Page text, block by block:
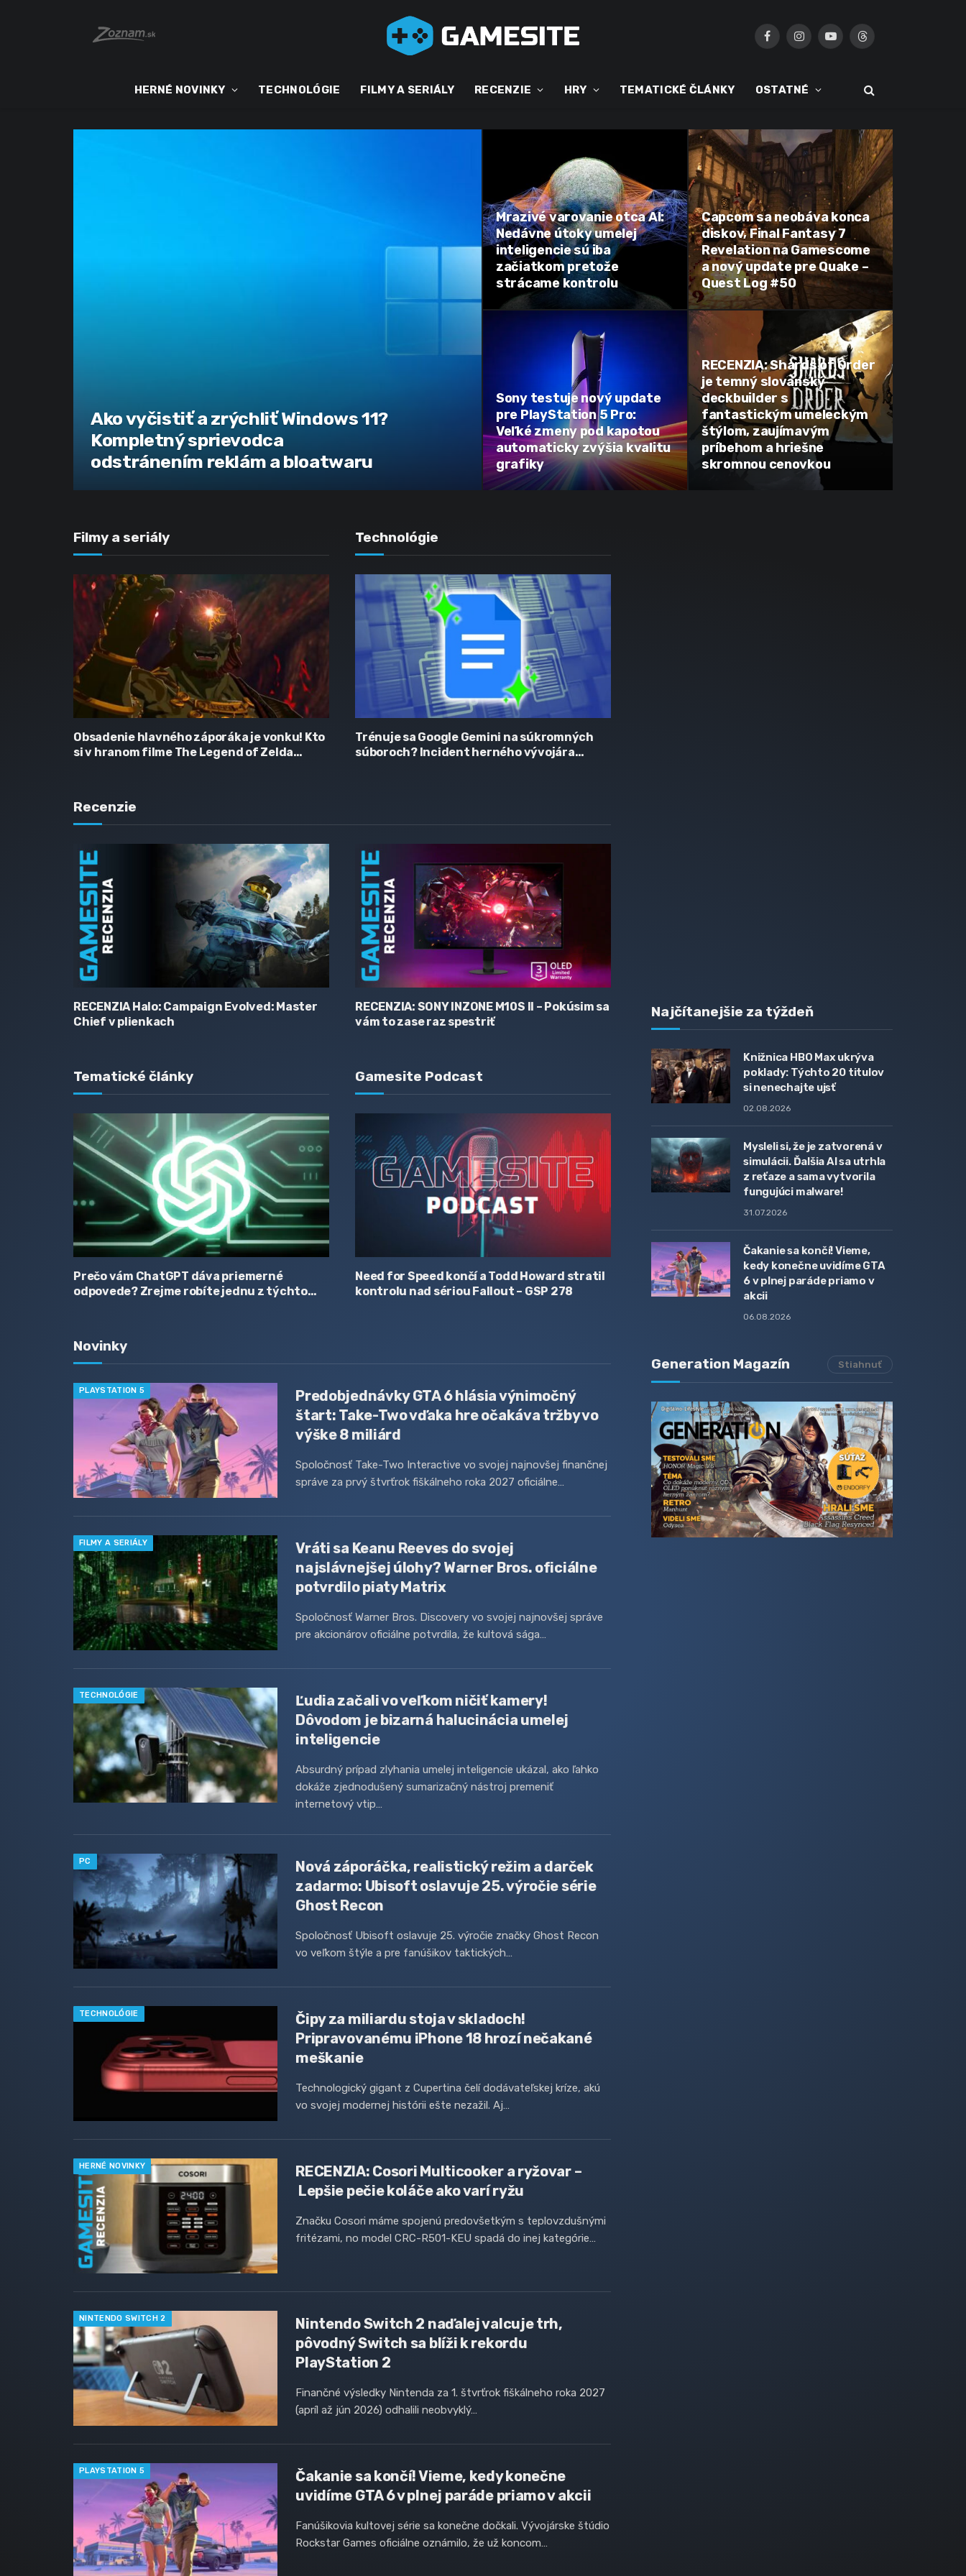
FacebookInstagramYouTubeThreads
HERNÉ NOVINKY TECHNOLÓGIE FILMY A SERIÁLY RECENZIE HRY TEMATICKÉ ČLÁNKY OSTATNÉ
Ako vyčistiť a zrýchliť Windows 11?
Kompletný sprievodca
odstránením reklám a bloatwaru
Mrazivé varovanie otca AI:
Nedávne útoky umelej
inteligencie sú iba
začiatkom pretože
strácame kontrolu
Sony testuje nový update
pre PlayStation 5 Pro:
Veľké zmeny pod kapotou
automaticky zvýšia kvalitu
grafiky
Capcom sa neobáva konca
diskov, Final Fantasy 7
Revelation na Gamescome
a nový update pre Quake –
Quest Log #50
RECENZIA: Shards of Order
je temný slovanský
deckbuilder s
fantastickým umeleckým
štýlom, zaujímavým
príbehom a hriešne
skromnou cenovkou
Filmy a seriály
Obsadenie hlavného záporáka je vonku! Kto
si v hranom filme The Legend of Zelda
Technológie
Trénuje sa Google Gemini na súkromných
súboroch? Incident herného vývojára
Recenzie
RECENZIA Halo: Campaign Evolved: Master
Chief v plienkach
RECENZIA: SONY INZONE M10S II – Pokúsim sa
vám to zase raz spestriť
Tematické články
Prečo vám ChatGPT dáva priemerné
odpovede? Zrejme robíte jednu z týchto
Gamesite Podcast
Need for Speed končí a Todd Howard stratil
kontrolu nad sériou Fallout – GSP 278
Novinky
PLAYSTATION 5
Predobjednávky GTA 6 hlásia výnimočný
štart: Take-Two vďaka hre očakáva tržby vo
výške 8 miliárd
Spoločnosť Take-Two Interactive vo svojej najnovšej finančnej
správe za prvý štvrťrok fiškálneho roka 2027 oficiálne…
FILMY A SERIÁLY
Vráti sa Keanu Reeves do svojej
najslávnejšej úlohy? Warner Bros. oficiálne
potvrdilo piaty Matrix
Spoločnosť Warner Bros. Discovery vo svojej najnovšej správe
pre akcionárov oficiálne potvrdila, že kultová sága…
TECHNOLÓGIE
Ľudia začali vo veľkom ničiť kamery!
Dôvodom je bizarná halucinácia umelej
inteligencie
Absurdný prípad zlyhania umelej inteligencie ukázal, ako ľahko
dokáže zjednodušený sumarizačný nástroj premeniť
internetový vtip…
PC
Nová záporáčka, realistický režim a darček
zadarmo: Ubisoft oslavuje 25. výročie série
Ghost Recon
Spoločnosť Ubisoft oslavuje 25. výročie značky Ghost Recon
vo veľkom štýle a pre fanúšikov taktických…
TECHNOLÓGIE
Čipy za miliardu stoja v skladoch!
Pripravovanému iPhone 18 hrozí nečakané
meškanie
Technologický gigant z Cupertina čelí dodávateľskej kríze, akú
vo svojej modernej histórii ešte nezažil. Aj…
HERNÉ NOVINKY
RECENZIA: Cosori Multicooker a ryžovar –
Lepšie pečie koláče ako varí ryžu
Značku Cosori máme spojenú predovšetkým s teplovzdušnými
fritézami, no model CRC-R501-KEU spadá do inej kategórie…
NINTENDO SWITCH 2
Nintendo Switch 2 naďalej valcuje trh,
pôvodný Switch sa blíži k rekordu
PlayStation 2
Finančné výsledky Nintenda za 1. štvrťrok fiškálneho roka 2027
(apríl až jún 2026) odhalili neobvyklý…
PLAYSTATION 5
Čakanie sa končí! Vieme, kedy konečne
uvidíme GTA 6 v plnej paráde priamo v akcii
Fanúšikovia kultovej série sa konečne dočkali. Vývojárske štúdio
Rockstar Games oficiálne oznámilo, že už koncom…
Najčítanejšie za týždeň
Knižnica HBO Max ukrýva
poklady: Týchto 20 titulov
si nenechajte ujsť
02.08.2026
Mysleli si, že je zatvorená v
simulácii. Ďalšia AI sa utrhla
z reťaze a sama vytvorila
fungujúci malware!
31.07.2026
Čakanie sa končí! Vieme,
kedy konečne uvidíme GTA
6 v plnej paráde priamo v
akcii
06.08.2026
Generation Magazín Stiahnuť